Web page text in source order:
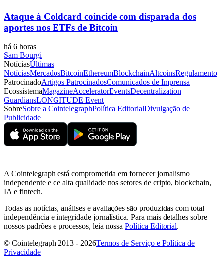
Ataque à Coldcard coincide com disparada dos
aportes nos ETFs de Bitcoin
há 6 horas
Sam Bourgi
NotíciasÚltimas
NotíciasMercadosBitcoinEthereumBlockchainAltcoinsRegulamento
PatrocinadoArtigos PatrocinadosComunicados de Imprensa
EcossistemaMagazineAcceleratorEventsDecentralization
GuardiansLONGITUDE Event
SobreSobre a CointelegraphPolítica EditorialDivulgação de
Publicidade
A Cointelegraph está comprometida em fornecer jornalismo
independente e de alta qualidade nos setores de cripto, blockchain,
IA e fintech.
Todas as notícias, análises e avaliações são produzidas com total
independência e integridade jornalística. Para mais detalhes sobre
nossos padrões e processos, leia nossa Política Editorial.
© Cointelegraph 2013 - 2026Termos de Serviço e Política de
Privacidade